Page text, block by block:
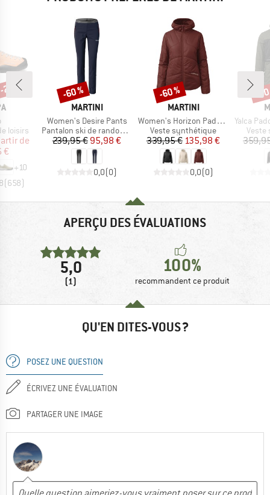
loisirs
réduit
de
€
+10
(658)
%
MARQUE
MARTINI
Article
Women's Desire Pants
Product group
Pantalon ski de randonnée
Prix
239,95 €Prix réduit
95,98 €
0,0(0)
Remise
-60 %
MARQUE
MARTINI
Article
Women's Horizon Padded Jacket Primaloft
Product group
Veste synthétique
Prix
339,95 €Prix réduit
135,98 €
0,0(0)
Remise
-60 %
Article
Yalca
Veste
-
APERÇU DES ÉVALUATIONS
5,0
(1)
100%
recommandent ce produit
QU'EN DITES-VOUS ?
POSEZ UNE QUESTION
ÉCRIVEZ UNE ÉVALUATION
PARTAGER UNE IMAGE